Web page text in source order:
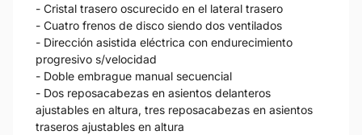
- Cristal trasero oscurecido en el lateral trasero
- Cuatro frenos de disco siendo dos ventilados
- Dirección asistida eléctrica con endurecimiento
progresivo s/velocidad
- Doble embrague manual secuencial
- Dos reposacabezas en asientos delanteros
ajustables en altura, tres reposacabezas en asientos
traseros ajustables en altura